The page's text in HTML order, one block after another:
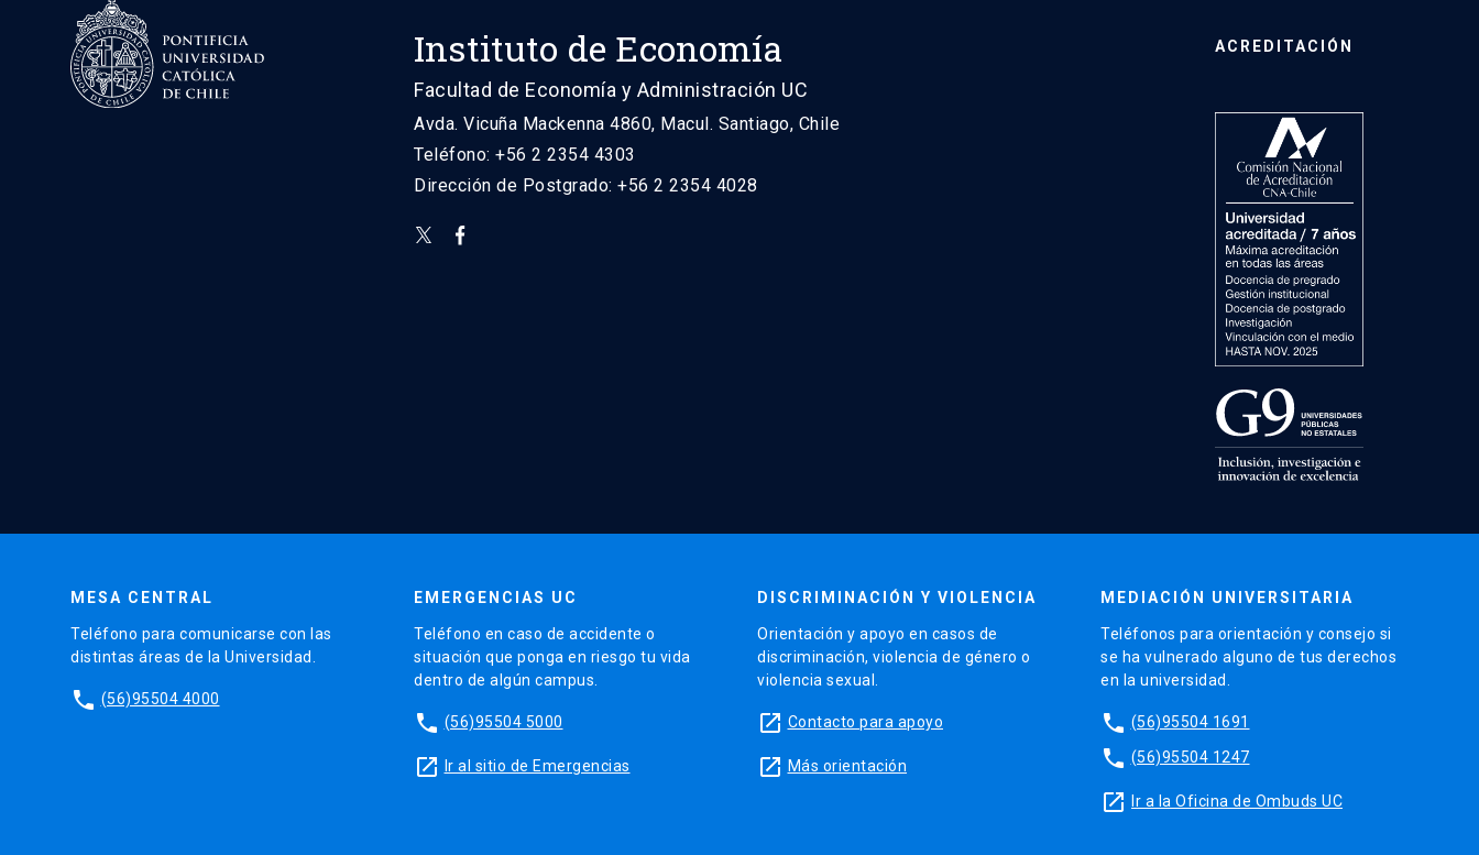
Instituto de Economía
Facultad de Economía y Administración UC
Avda. Vicuña Mackenna 4860, Macul. Santiago, Chile
Teléfono: +56 2 2354 4303
Dirección de Postgrado: +56 2 2354 4028
ACREDITACIÓN
MESA CENTRAL
Teléfono para comunicarse con las
distintas áreas de la Universidad.
phone (56)95504 4000
EMERGENCIAS UC
Teléfono en caso de accidente o
situación que ponga en riesgo tu vida
dentro de algún campus.
phone (56)95504 5000
launch Ir al sitio de Emergencias
DISCRIMINACIÓN Y VIOLENCIA
Orientación y apoyo en casos de
discriminación, violencia de género o
violencia sexual.
launch Contacto para apoyo
launch Más orientación
MEDIACIÓN UNIVERSITARIA
Teléfonos para orientación y consejo si
se ha vulnerado alguno de tus derechos
en la universidad.
phone (56)95504 1691
phone (56)95504 1247
launch Ir a la Oficina de Ombuds UC